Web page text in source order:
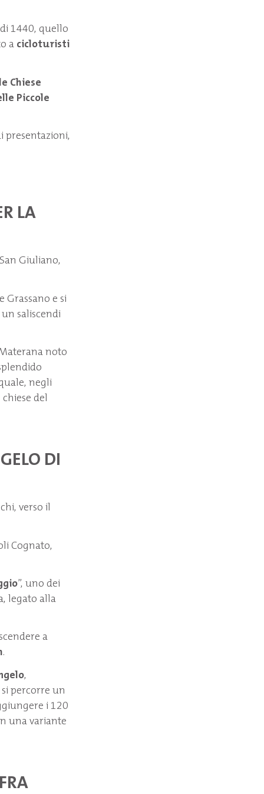
1440, quello
a cicloturisti
Chiese
Piccole
presentazioni,
LA
Giuliano,
Grassano e si
saliscendi
noto
negli
del
DI
verso il
Cognato,
”, uno dei
legato alla
a
.
,
percorre un
i 120
una variante